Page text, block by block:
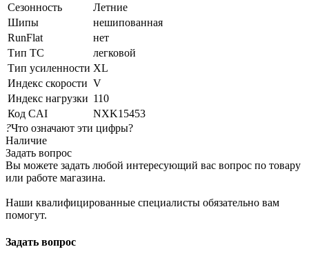
Сезонность
Летние
Шипы
нешипованная
RunFlat
нет
Тип ТС
легковой
Тип усиленности XL
Индекс скорости V
Индекс нагрузки 110
Код CAI
NXK15453
?Что означают эти цифры?
Наличие
Задать вопрос
Вы можете задать любой интересующий вас вопрос по товару
или работе магазина.
Наши квалифицированные специалисты обязательно вам
помогут.
Задать вопрос